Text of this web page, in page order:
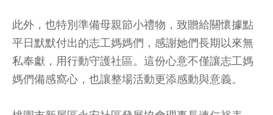
此外，也特別準備母親節小禮物，致贈給關懷據點
平日默默付出的志工媽媽們，感謝她們長期以來無
私奉獻，用行動守護社區。這份心意不僅讓志工媽
媽們備感窩心，也讓整場活動更添感動與意義。